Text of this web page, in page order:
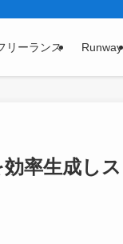
リーランス Runway
率生成しス